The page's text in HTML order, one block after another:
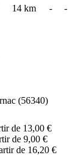
14 km - -
(56340)
de 13,00 €
de 9,00 €
de 16,20 €